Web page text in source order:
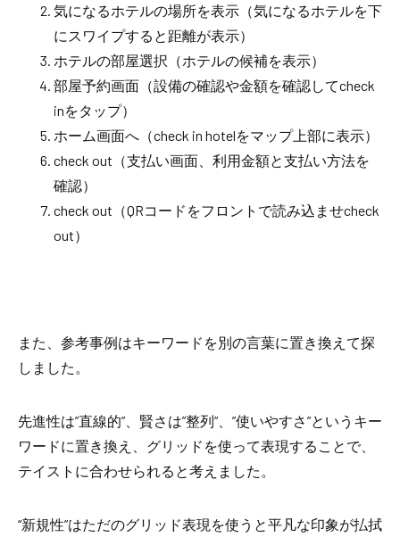
気になるホテルの場所を表示（気になるホテルを下
にスワイプすると距離が表示）
ホテルの部屋選択（ホテルの候補を表示）
部屋予約画面（設備の確認や金額を確認してcheck
inをタップ）
ホーム画面へ（check in hotelをマップ上部に表示）
check out（支払い画面、利用金額と支払い方法を
確認）
check out（QRコードをフロントで読み込ませcheck
out）
また、 参考事例はキーワードを別の言葉に置き換えて探
しました。
先進性は”直線的”、賢さは”整列”、”使いやすさ”というキー
ワードに置き換え、グリッドを使って表現することで、
テイストに合わせられると考えました。
“新規性”はただのグリッド表現を使うと平凡な印象が払拭